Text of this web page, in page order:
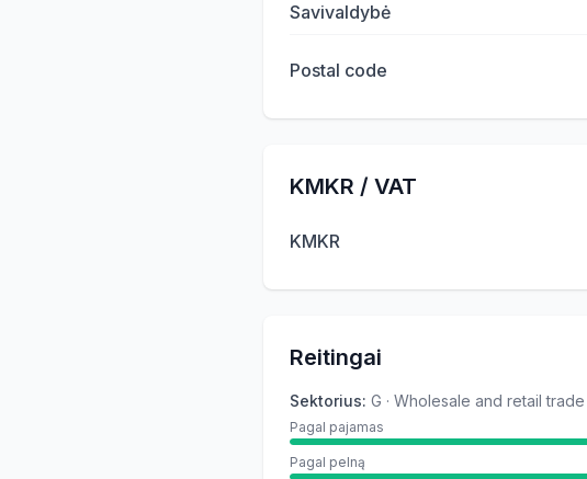
Savivaldybė
Postal code
KMKR / VAT
KMKR
Reitingai
Sektorius: G · Wholesale and retail trade
Pagal pajamas
Pagal pelną